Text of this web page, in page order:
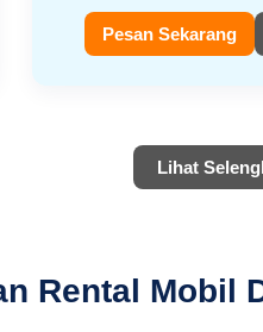
Pesan Sekarang
Lihat
Rental Mobil